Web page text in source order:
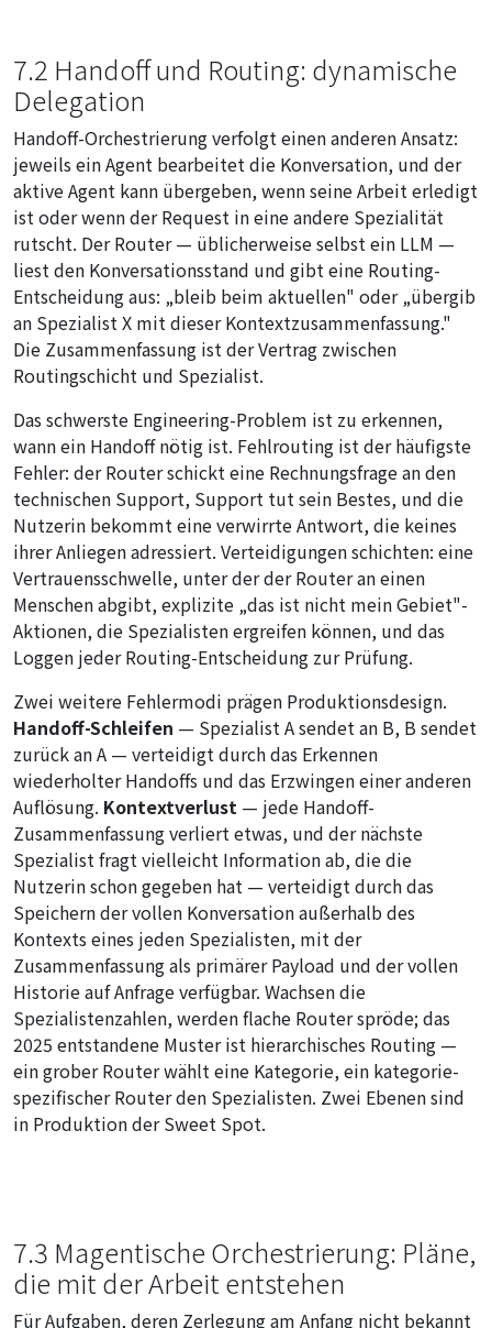
7.2 Handoff und Routing: dynamische
Delegation
Handoff-Orchestrierung verfolgt einen anderen Ansatz:
jeweils ein Agent bearbeitet die Konversation, und der
aktive Agent kann übergeben, wenn seine Arbeit erledigt
ist oder wenn der Request in eine andere Spezialität
rutscht. Der Router — üblicherweise selbst ein LLM —
liest den Konversationsstand und gibt eine Routing-
Entscheidung aus: „bleib beim aktuellen" oder „übergib
an Spezialist X mit dieser Kontextzusammenfassung."
Die Zusammenfassung ist der Vertrag zwischen
Routingschicht und Spezialist.
Das schwerste Engineering-Problem ist zu erkennen,
wann ein Handoff nötig ist. Fehlrouting ist der häufigste
Fehler: der Router schickt eine Rechnungsfrage an den
technischen Support, Support tut sein Bestes, und die
Nutzerin bekommt eine verwirrte Antwort, die keines
ihrer Anliegen adressiert. Verteidigungen schichten: eine
Vertrauensschwelle, unter der der Router an einen
Menschen abgibt, explizite „das ist nicht mein Gebiet"-
Aktionen, die Spezialisten ergreifen können, und das
Loggen jeder Routing-Entscheidung zur Prüfung.
Zwei weitere Fehlermodi prägen Produktionsdesign.
Handoff-Schleifen — Spezialist A sendet an B, B sendet
zurück an A — verteidigt durch das Erkennen
wiederholter Handoffs und das Erzwingen einer anderen
Auflösung. Kontextverlust — jede Handoff-
Zusammenfassung verliert etwas, und der nächste
Spezialist fragt vielleicht Information ab, die die
Nutzerin schon gegeben hat — verteidigt durch das
Speichern der vollen Konversation außerhalb des
Kontexts eines jeden Spezialisten, mit der
Zusammenfassung als primärer Payload und der vollen
Historie auf Anfrage verfügbar. Wachsen die
Spezialistenzahlen, werden flache Router spröde; das
2025 entstandene Muster ist hierarchisches Routing —
ein grober Router wählt eine Kategorie, ein kategorie-
spezifischer Router den Spezialisten. Zwei Ebenen sind
in Produktion der Sweet Spot.
7.3 Magentische Orchestrierung: Pläne,
die mit der Arbeit entstehen
Für Aufgaben, deren Zerlegung am Anfang nicht bekannt